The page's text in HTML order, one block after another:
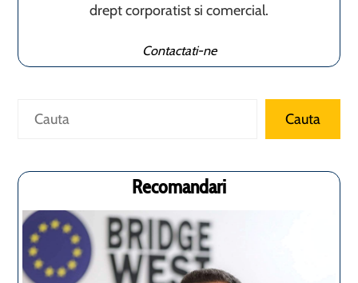
drept corporatist si comercial.
Contactati-ne
Caută Cauta
Recomandari